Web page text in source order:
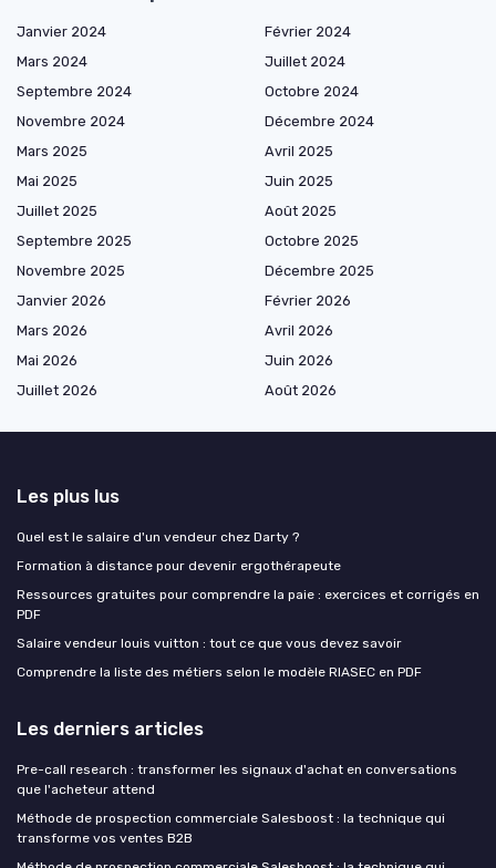
Janvier 2024
Février 2024
Mars 2024
Juillet 2024
Septembre 2024
Octobre 2024
Novembre 2024
Décembre 2024
Mars 2025
Avril 2025
Mai 2025
Juin 2025
Juillet 2025
Août 2025
Septembre 2025
Octobre 2025
Novembre 2025
Décembre 2025
Janvier 2026
Février 2026
Mars 2026
Avril 2026
Mai 2026
Juin 2026
Juillet 2026
Août 2026
Les plus lus
Quel est le salaire d'un vendeur chez Darty ?
Formation à distance pour devenir ergothérapeute
Ressources gratuites pour comprendre la paie : exercices et corrigés en
PDF
Salaire vendeur louis vuitton : tout ce que vous devez savoir
Comprendre la liste des métiers selon le modèle RIASEC en PDF
Les derniers articles
Pre-call research : transformer les signaux d'achat en conversations
que l'acheteur attend
Méthode de prospection commerciale Salesboost : la technique qui
transforme vos ventes B2B